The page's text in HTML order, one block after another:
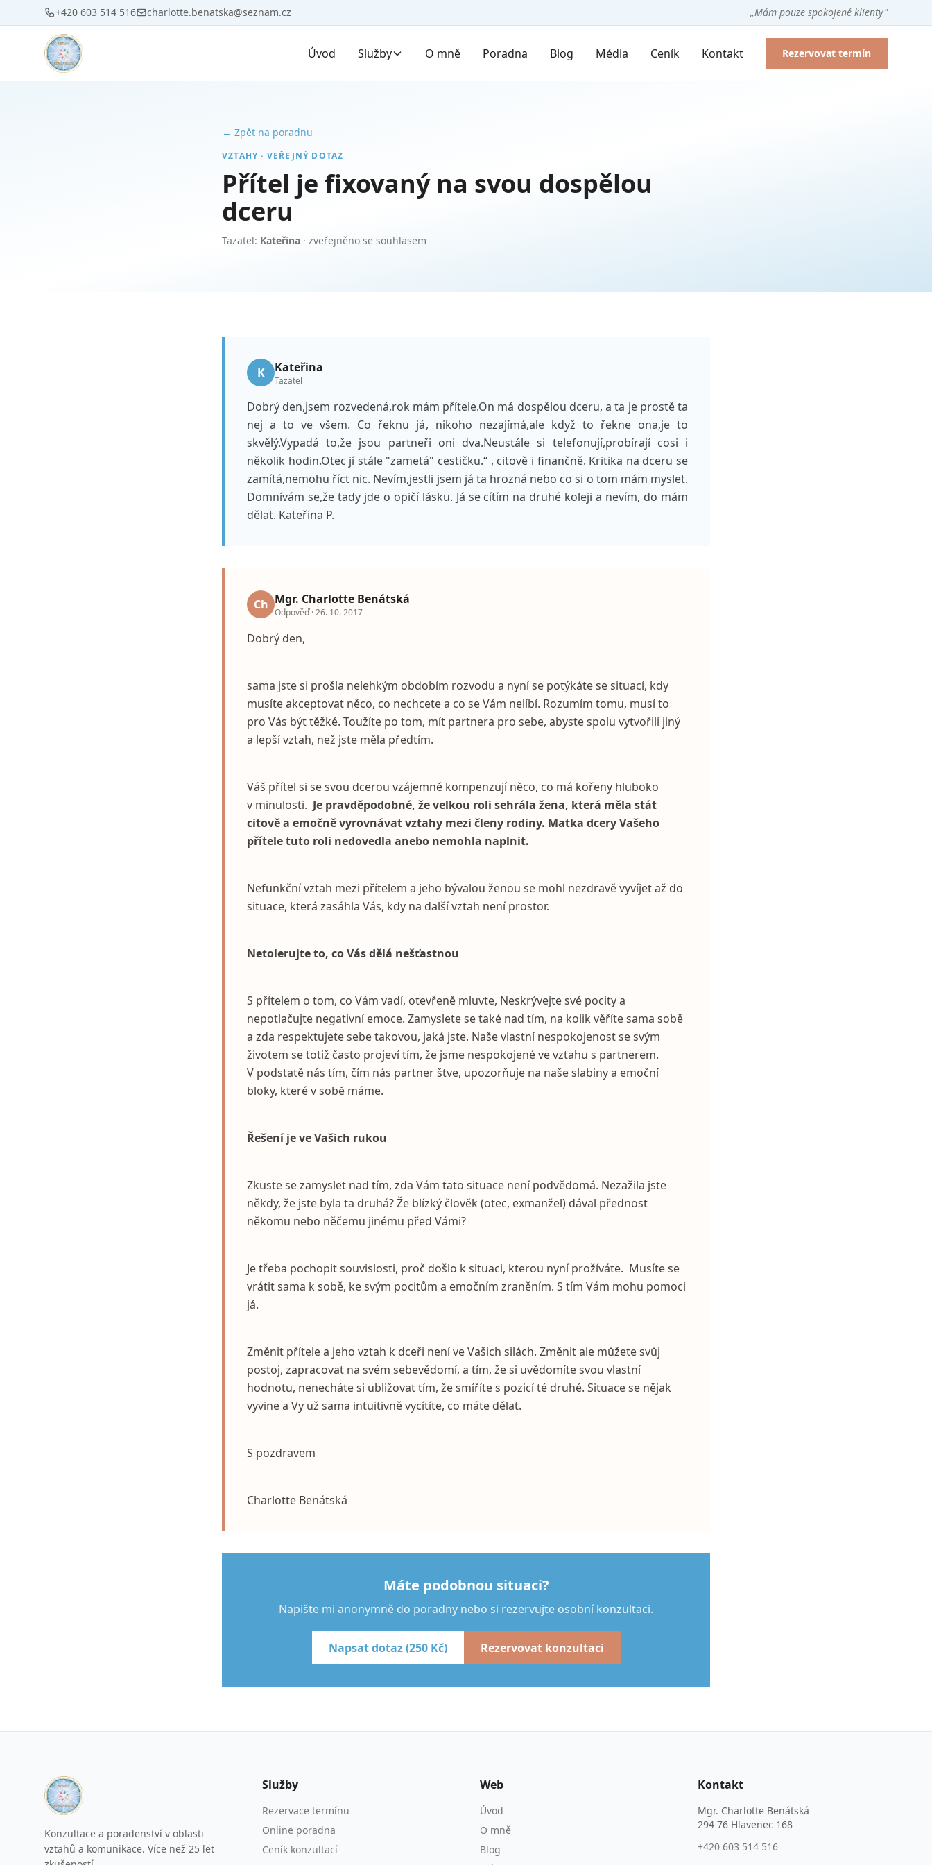
+420 603 514 516 charlotte.benatska@seznam.cz „Mám pouze spokojené klienty"
Úvod Služby O mně Poradna Blog Média Ceník Kontakt Rezervovat termín
← Zpět na poradnu
VZTAHY · VEŘEJNÝ DOTAZ
Přítel je fixovaný na svou dospělou
dceru
Tazatel: Kateřina · zveřejněno se souhlasem
K Kateřina
Tazatel
Dobrý den,jsem rozvedená,rok mám přítele.On má dospělou dceru, a ta je prostě ta
nej a to ve všem. Co řeknu já, nikoho nezajímá,ale když to řekne ona,je to
skvělý.Vypadá to,že jsou partneři oni dva.Neustále si telefonují,probírají cosi i
několik hodin.Otec jí stále "zametá" cestičku.“ , citově i finančně. Kritika na dceru se
zamítá,nemohu říct nic. Nevím,jestli jsem já ta hrozná nebo co si o tom mám myslet.
Domnívám se,že tady jde o opičí lásku. Já se cítím na druhé koleji a nevím, do mám
dělat. Kateřina P.
Ch Mgr. Charlotte Benátská
Odpověď · 26. 10. 2017
Dobrý den,
sama jste si prošla nelehkým obdobím rozvodu a nyní se potýkáte se situací, kdy
musíte akceptovat něco, co nechcete a co se Vám nelíbí. Rozumím tomu, musí to
pro Vás být těžké. Toužíte po tom, mít partnera pro sebe, abyste spolu vytvořili jiný
a lepší vztah, než jste měla předtím.
Váš přítel si se svou dcerou vzájemně kompenzují něco, co má kořeny hluboko
v minulosti. Je pravděpodobné, že velkou roli sehrála žena, která měla stát
citově a emočně vyrovnávat vztahy mezi členy rodiny. Matka dcery Vašeho
přítele tuto roli nedovedla anebo nemohla naplnit.
Nefunkční vztah mezi přítelem a jeho bývalou ženou se mohl nezdravě vyvíjet až do
situace, která zasáhla Vás, kdy na další vztah není prostor.
Netolerujte to, co Vás dělá nešťastnou
S přítelem o tom, co Vám vadí, otevřeně mluvte, Neskrývejte své pocity a
nepotlačujte negativní emoce. Zamyslete se také nad tím, na kolik věříte sama sobě
a zda respektujete sebe takovou, jaká jste. Naše vlastní nespokojenost se svým
životem se totiž často projeví tím, že jsme nespokojené ve vztahu s partnerem.
V podstatě nás tím, čím nás partner štve, upozorňuje na naše slabiny a emoční
bloky, které v sobě máme.
Řešení je ve Vašich rukou
Zkuste se zamyslet nad tím, zda Vám tato situace není podvědomá. Nezažila jste
někdy, že jste byla ta druhá? Že blízký člověk (otec, exmanžel) dával přednost
někomu nebo něčemu jinému před Vámi?
Je třeba pochopit souvislosti, proč došlo k situaci, kterou nyní prožíváte. Musíte se
vrátit sama k sobě, ke svým pocitům a emočním zraněním. S tím Vám mohu pomoci
já.
Změnit přítele a jeho vztah k dceři není ve Vašich silách. Změnit ale můžete svůj
postoj, zapracovat na svém sebevědomí, a tím, že si uvědomíte svou vlastní
hodnotu, nenecháte si ubližovat tím, že smíříte s pozicí té druhé. Situace se nějak
vyvine a Vy už sama intuitivně vycítíte, co máte dělat.
S pozdravem
Charlotte Benátská
Máte podobnou situaci?
Napište mi anonymně do poradny nebo si rezervujte osobní konzultaci.
Napsat dotaz (250 Kč) Rezervovat konzultaci
Konzultace a poradenství v oblasti
vztahů a komunikace. Více než 25 let
Služby
Rezervace termínu
Online poradna
Ceník konzultací
Web
Úvod
O mně
Blog
Kontakt
Mgr. Charlotte Benátská
294 76 Hlavenec 168
+420 603 514 516